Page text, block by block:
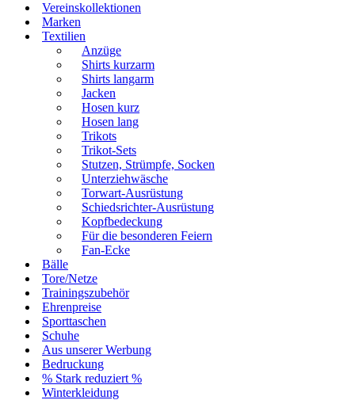
Vereinskollektionen
Marken
Textilien
Anzüge
Shirts kurzarm
Shirts langarm
Jacken
Hosen kurz
Hosen lang
Trikots
Trikot-Sets
Stutzen, Strümpfe, Socken
Unterziehwäsche
Torwart-Ausrüstung
Schiedsrichter-Ausrüstung
Kopfbedeckung
Für die besonderen Feiern
Fan-Ecke
Bälle
Tore/Netze
Trainingszubehör
Ehrenpreise
Sporttaschen
Schuhe
Aus unserer Werbung
Bedruckung
% Stark reduziert %
Winterkleidung